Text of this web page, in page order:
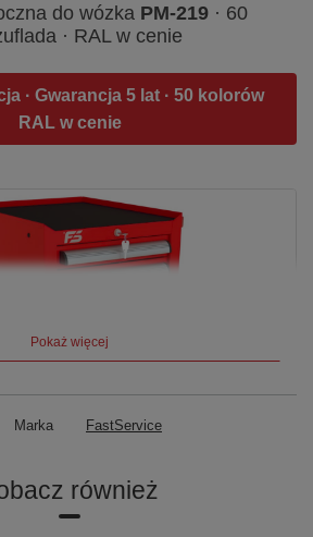
do wózka PM-219· 60
· RAL w cenie
· Gwarancja 5 lat · 50 kolorów
RAL w cenie
Pokaż więcej
Marka FastService
również